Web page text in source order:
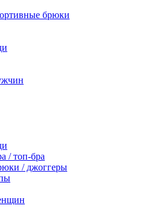
брюки
/ топ-бра
/ джоггеры